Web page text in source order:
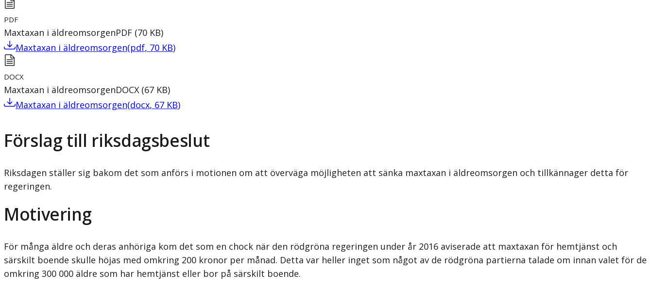
PDF
Maxtaxan i äldreomsorgenPDF (70 KB)
Maxtaxan i äldreomsorgen(pdf, 70 KB)
DOCX
Maxtaxan i äldreomsorgenDOCX (67 KB)
Maxtaxan i äldreomsorgen(docx, 67 KB)
Förslag till riksdagsbeslut
Riksdagen ställer sig bakom det som anförs i motionen om att överväga möjligheten att sänka maxtaxan i äldreomsorgen och tillkännager detta för
regeringen.
Motivering
För många äldre och deras anhöriga kom det som en chock när den rödgröna regeringen under år 2016 aviserade att maxtaxan för hemtjänst och
särskilt boende skulle höjas med omkring 200 kronor per månad. Detta var heller inget som något av de rödgröna partierna talade om innan valet för de
omkring 300 000 äldre som har hemtjänst eller bor på särskilt boende.